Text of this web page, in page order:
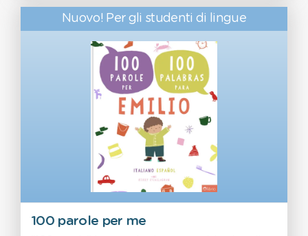
Nuovo! Per gli studenti di lingue
100 parole per me